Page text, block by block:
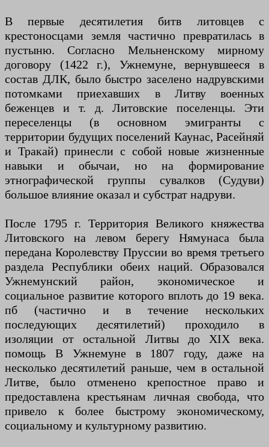
В первые десятилетия битв литовцев с
крестоносцами земля частично превратилась в
пустыню. Согласно Мельненскому мирному
договору (1422 г.), Ужнемуне, вернувшееся в
состав ДЛК, было быстро заселено надрувскими
потомками приехавших в Литву военных
беженцев и т. д. Литовские поселенцы. Эти
переселенцы (в основном эмигранты с
территории будущих поселений Каунас, Расейняй
и Тракай) принесли с собой новые жизненные
навыки и обычаи, но на формирование
этнографической группы сувалков (Судуви)
большое влияние оказал и субстрат надруви.
После 1795 г. Территория Великого княжества
Литовского на левом берегу Нямунаса была
передана Королевству Пруссии во время третьего
раздела Республики обеих наций. Образовался
Ужнемунский район, экономическое и
социальное развитие которого вплоть до 19 века.
пб (частично и в течение нескольких
последующих десятилетий) проходило в
изоляции от остальной Литвы до XIX века.
помощь В Ужнемуне в 1807 году, даже на
несколько десятилетий раньше, чем в остальной
Литве, было отменено крепостное право и
предоставлена ​​крестьянам личная свобода, что
привело к более быстрому экономическому,
социальному и культурному развитию.